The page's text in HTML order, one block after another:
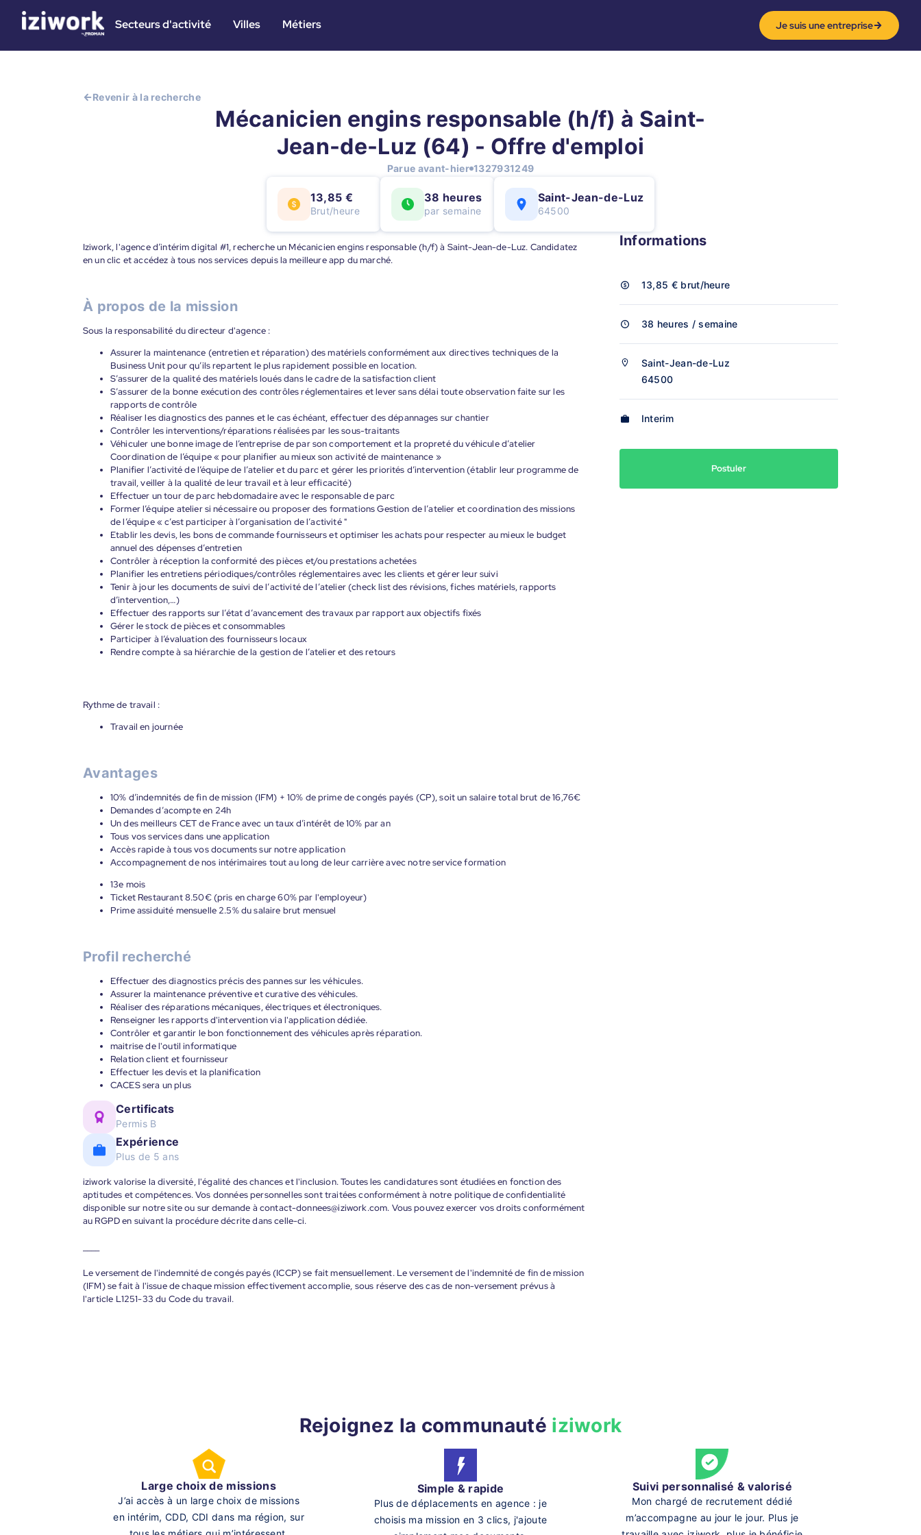
Secteurs d'activité Villes Métiers Je suis une entreprise
Revenir à la recherche
Mécanicien engins responsable (h/f) à Saint-
Jean-de-Luz (64) - Offre d'emploi
Parue avant-hier 1327931249
13,85 €
Brut/heure
38 heures
par semaine
Saint-Jean-de-Luz
64500
Iziwork, l'agence d’intérim digital #1, recherche un Mécanicien engins responsable (h/f) à Saint-Jean-de-Luz. Candidatez
en un clic et accédez à tous nos services depuis la meilleure app du marché.
À propos de la mission
Sous la responsabilité du directeur d'agence :
Assurer la maintenance (entretien et réparation) des matériels conformément aux directives techniques de la
Business Unit pour qu’ils repartent le plus rapidement possible en location.
S’assurer de la qualité des matériels loués dans le cadre de la satisfaction client
S’assurer de la bonne exécution des contrôles réglementaires et lever sans délai toute observation faite sur les
rapports de contrôle
Réaliser les diagnostics des pannes et le cas échéant, effectuer des dépannages sur chantier
Contrôler les interventions/réparations réalisées par les sous-traitants
Véhiculer une bonne image de l’entreprise de par son comportement et la propreté du véhicule d’atelier
Coordination de l’équipe « pour planifier au mieux son activité de maintenance »
Planifier l’activité de l’équipe de l’atelier et du parc et gérer les priorités d’intervention (établir leur programme de
travail, veiller à la qualité de leur travail et à leur efficacité)
Effectuer un tour de parc hebdomadaire avec le responsable de parc
Former l’équipe atelier si nécessaire ou proposer des formations Gestion de l’atelier et coordination des missions
de l’équipe « c’est participer à l’organisation de l’activité "
Etablir les devis, les bons de commande fournisseurs et optimiser les achats pour respecter au mieux le budget
annuel des dépenses d’entretien
Contrôler à réception la conformité des pièces et/ou prestations achetées
Planifier les entretiens périodiques/contrôles réglementaires avec les clients et gérer leur suivi
Tenir à jour les documents de suivi de l’activité de l’atelier (check list des révisions, fiches matériels, rapports
d’intervention,…)
Effectuer des rapports sur l’état d’avancement des travaux par rapport aux objectifs fixés
Gérer le stock de pièces et consommables
Participer à l’évaluation des fournisseurs locaux
Rendre compte à sa hiérarchie de la gestion de l’atelier et des retours
Rythme de travail :
Travail en journée
Avantages
10% d’indemnités de fin de mission (IFM) + 10% de prime de congés payés (CP), soit un salaire total brut de 16,76€
Demandes d’acompte en 24h
Un des meilleurs CET de France avec un taux d’intérêt de 10% par an
Tous vos services dans une application
Accès rapide à tous vos documents sur notre application
Accompagnement de nos intérimaires tout au long de leur carrière avec notre service formation
13e mois
Ticket Restaurant 8.50€ (pris en charge 60% par l'employeur)
Prime assiduité mensuelle 2.5% du salaire brut mensuel
Profil recherché
Effectuer des diagnostics précis des pannes sur les véhicules.
Assurer la maintenance préventive et curative des véhicules.
Réaliser des réparations mécaniques, électriques et électroniques.
Renseigner les rapports d'intervention via l'application dédiée.
Contrôler et garantir le bon fonctionnement des véhicules après réparation.
maitrise de l'outil informatique
Relation client et fournisseur
Effectuer les devis et la planification
CACES sera un plus
Certificats
Permis B
Expérience
Plus de 5 ans
iziwork valorise la diversité, l'égalité des chances et l'inclusion. Toutes les candidatures sont étudiées en fonction des
aptitudes et compétences. Vos données personnelles sont traitées conformément à notre politique de confidentialité
disponible sur notre site ou sur demande à contact-donnees@iziwork.com. Vous pouvez exercer vos droits conformément
au RGPD en suivant la procédure décrite dans celle-ci.
Le versement de l'indemnité de congés payés (ICCP) se fait mensuellement. Le versement de l'indemnité de fin de mission
(IFM) se fait à l'issue de chaque mission effectivement accomplie, sous réserve des cas de non-versement prévus à
l'article L1251-33 du Code du travail.
Informations
13,85 € brut/heure
38 heures / semaine
Saint-Jean-de-Luz
64500
Interim
Postuler
Rejoignez la communauté iziwork
Large choix de missions
J’ai accès à un large choix de missions
en intérim, CDD, CDI dans ma région, sur
Simple & rapide
Plus de déplacements en agence : je
choisis ma mission en 3 clics, j'ajoute
Suivi personnalisé & valorisé
Mon chargé de recrutement dédié
m’accompagne au jour le jour. Plus je